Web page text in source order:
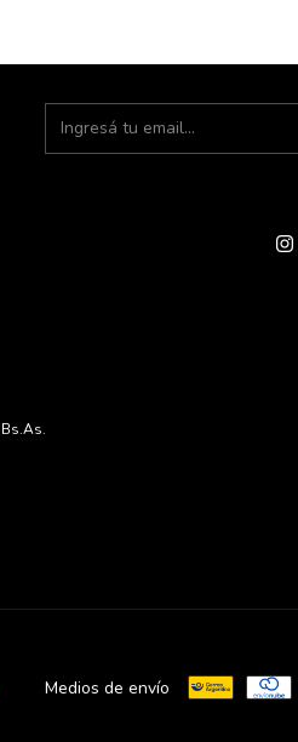
Medios de envío